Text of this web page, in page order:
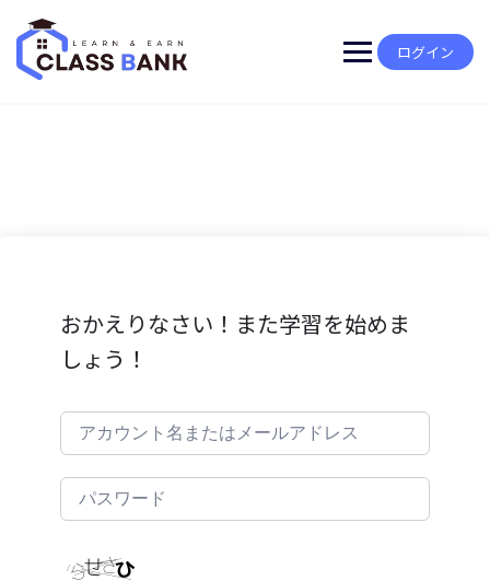
content
ログイン
おかえりなさい！また学習を始めま
しょう！